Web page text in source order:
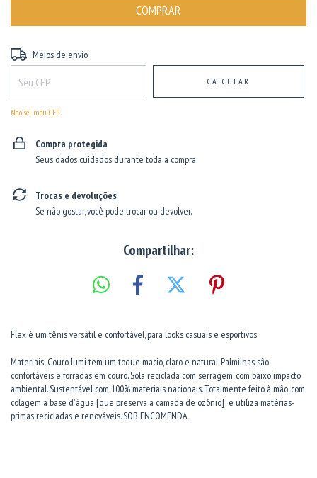
Entregas para o CEP:
Meios de envio
CALCULAR
Não sei meu CEP
Compra protegida
Seus dados cuidados durante toda a compra.
Trocas e devoluções
Se não gostar, você pode trocar ou devolver.
Compartilhar:
Flex é um tênis versátil e confortável, para looks casuais e esportivos.
Materiais: Couro lumi tem um toque macio, claro e natural. Palmilhas são
confortáveis e forradas em couro. Sola reciclada com serragem, com baixo impacto
ambiental. Sustentável com 100% materiais nacionais. Totalmente feito à mão, com
colagem a base d'água [que preserva a camada de ozônio] e utiliza matérias-
primas recicladas e renováveis. SOB ENCOMENDA